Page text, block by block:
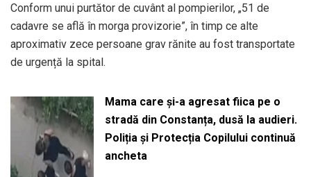
Conform unui purtător de cuvânt al pompierilor, „51 de
cadavre se află în morga provizorie”, în timp ce alte
aproximativ zece persoane grav rănite au fost transportate
de urgență la spital.
Mama care și-a agresat fiica pe o
stradă din Constanța, dusă la audieri.
Poliția și Protecția Copilului continuă
ancheta